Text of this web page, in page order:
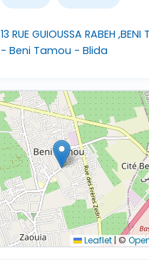
13 RUE GUIOUSSA RABEH ,BENI
- Beni Tamou - Blida
Leaflet|©